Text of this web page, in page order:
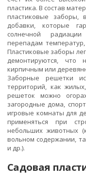
пластика. В состав
пластиковые заборы,
добавки, которые
солнечной
перепадам
Пластиковые заборы
демонтируются, что
кирпичным или
Заборные решетки
территорий, как
решеток можно
загородные дома,
игровые комнаты для
применяться при
небольших животных
вольном содержании,
и др.).
Садовая